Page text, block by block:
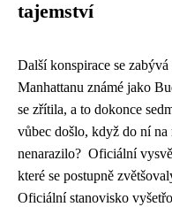
tajemství
Další konspirace se
Manhattanu známé jako
se zřítila, a to dokonce
vůbec došlo, když do ní
nenarazilo? Oficiální
které se postupně
Oficiální stanovisko